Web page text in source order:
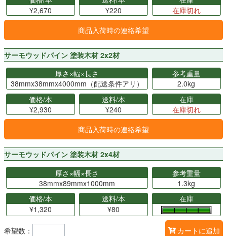
¥2,670
¥220
在庫切れ
商品入荷時の連絡希望
サーモウッドパイン 塗装木材 2x2材
厚さ×幅×長さ
38mmx38mmx4000mm（配送条件アリ）
参考重量
2.0kg
価格/本
¥2,930
送料/本
¥240
在庫
在庫切れ
商品入荷時の連絡希望
サーモウッドパイン 塗装木材 2x4材
厚さ×幅×長さ
38mmx89mmx1000mm
参考重量
1.3kg
価格/本
¥1,320
送料/本
¥80
在庫
希望数： カートに追加